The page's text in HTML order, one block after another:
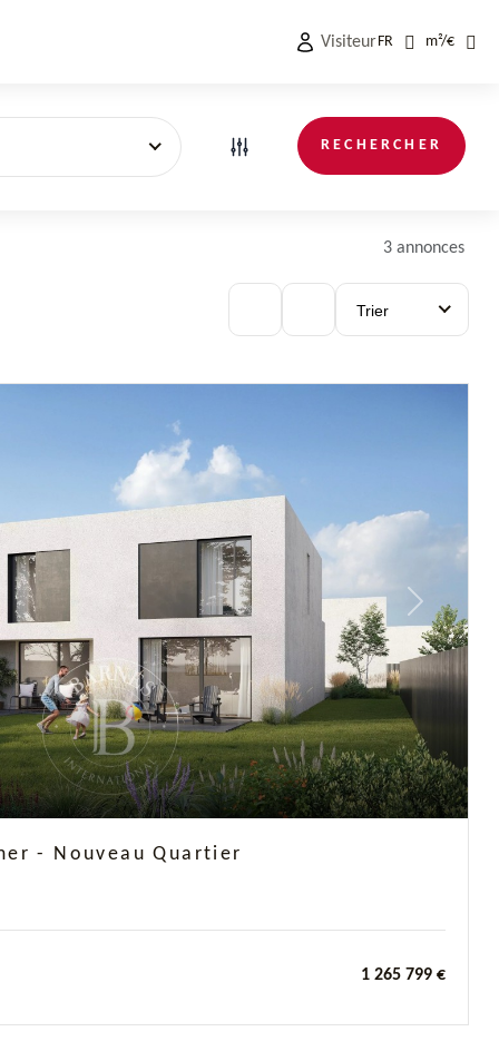
VisiteurFR m²/€
RECHERCHER
3 annonces
Trier
Next
- Nouveau Quartier
1 265 799 €